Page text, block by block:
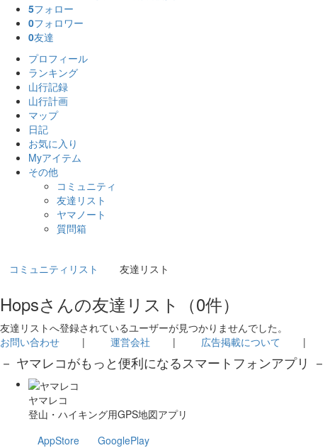
5フォロー
0フォロワー
0友達
プロフィール
ランキング
山行記録
山行計画
マップ
日記
お気に入り
Myアイテム
その他
コミュニティ
友達リスト
ヤマノート
質問箱
コミュニティリスト 友達リスト
Hopsさんの友達リスト（0件）
友達リストへ登録されているユーザーが見つかりませんでした。
お問い合わせ | 運営会社 | 広告掲載について |
－ ヤマレコがもっと便利になるスマートフォンアプリ －
ヤマレコ
登山・ハイキング用GPS地図アプリ
AppStore
GooglePlay